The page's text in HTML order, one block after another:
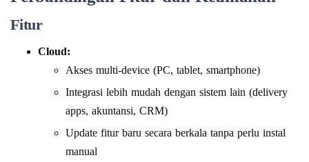
Fitur
Cloud:
Akses multi-device (PC, tablet, smartphone)
Integrasi lebih mudah dengan sistem lain (delivery
apps, akuntansi, CRM)
Update fitur baru secara berkala tanpa perlu instal
manual